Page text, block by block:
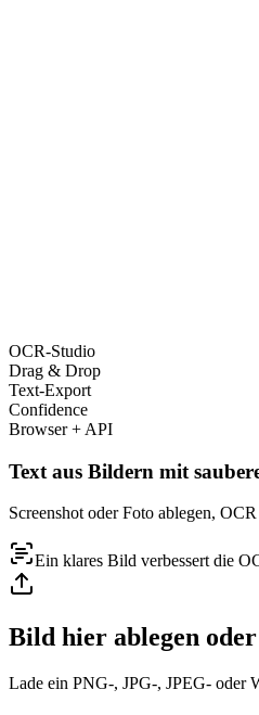
OCR-Studio
Drag & Drop
Text-Export
Confidence
Browser + API
Text aus Bildern mit
Screenshot oder Foto ablegen,
Ein klares Bild verbessert die
Bild hier ablegen
Lade ein PNG-, JPG-, JPEG- oder